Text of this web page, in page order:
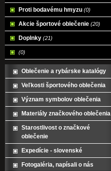
Proti bodavému hmyzu (0)
Akcie športové oblečenie (20)
Doplnky (21)
(0)
Oblečenie a rybárske katalógy
Veľkosti športového oblečenia
Význam symbolov oblečenia
Materiály značkového oblečenia
Starostlivost o značkové
oblečenie
Expedície - slovenské
Fotogaléria, napísali o nás